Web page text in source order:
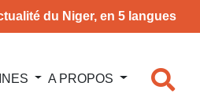
du Niger, en 5 langues
A PROPOS